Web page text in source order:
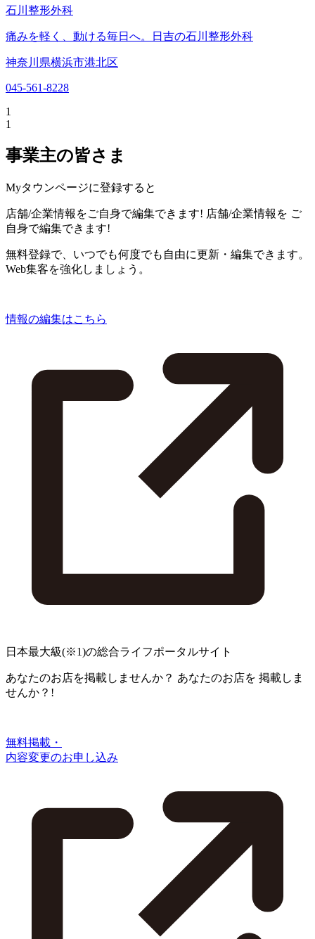
石川整形外科
痛みを軽く、動ける毎日へ。日吉の石川整形外科
神奈川県横浜市港北区
045-561-8228
1
1
事業主の皆さま
Myタウンページに登録すると
店舗/企業情報をご自身で編集できます! 店舗/企業情報を ご
自身で編集できます!
無料登録で、いつでも何度でも自由に更新・編集できます。
Web集客を強化しましょう。
情報の編集はこちら
日本最大級(※1)の総合ライフポータルサイト
あなたのお店を掲載しませんか？ あなたのお店を 掲載しま
せんか？!
無料掲載・
内容変更のお申し込み